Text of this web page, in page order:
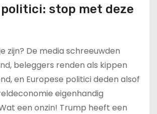
politici: stop met deze
zijn? De media schreeuwden
beleggers renden als kippen
en Europese politici deden alsof
eigenhandig
een onzin! Trump heeft een